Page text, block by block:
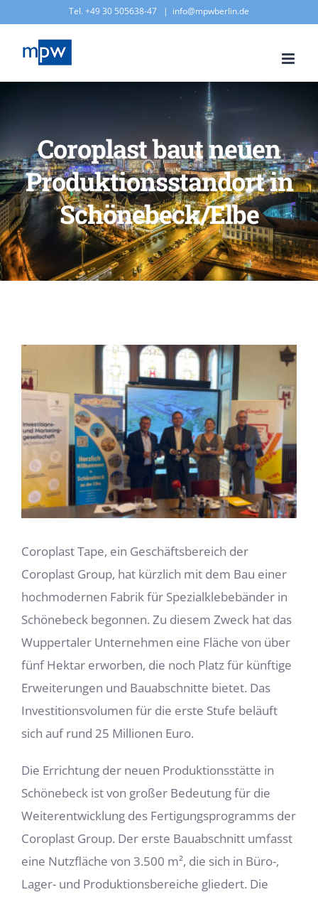
springen
Tel. +49 30 505638-47 | info@mpwberlin.de
Coroplast baut neuen
Produktionsstandort in
Schönebeck/Elbe
grösseres
Bild
Coroplast Tape, ein Geschäftsbereich der
Coroplast Group, hat kürzlich mit dem Bau einer
hochmodernen Fabrik für Spezialklebebänder in
Schönebeck begonnen. Zu diesem Zweck hat das
Wuppertaler Unternehmen eine Fläche von über
fünf Hektar erworben, die noch Platz für künftige
Erweiterungen und Bauabschnitte bietet. Das
Investitionsvolumen für die erste Stufe beläuft
sich auf rund 25 Millionen Euro.
Die Errichtung der neuen Produktionsstätte in
Schönebeck ist von großer Bedeutung für die
Weiterentwicklung des Fertigungsprogramms der
Coroplast Group. Der erste Bauabschnitt umfasst
eine Nutzfläche von 3.500 m², die sich in Büro-,
Lager- und Produktionsbereiche gliedert. Die